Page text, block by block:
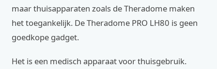
maar thuisapparaten zoals de Theradome maken
het toegankelijk. De Theradome PRO LH80 is geen
goedkope gadget.
Het is een medisch apparaat voor thuisgebruik.